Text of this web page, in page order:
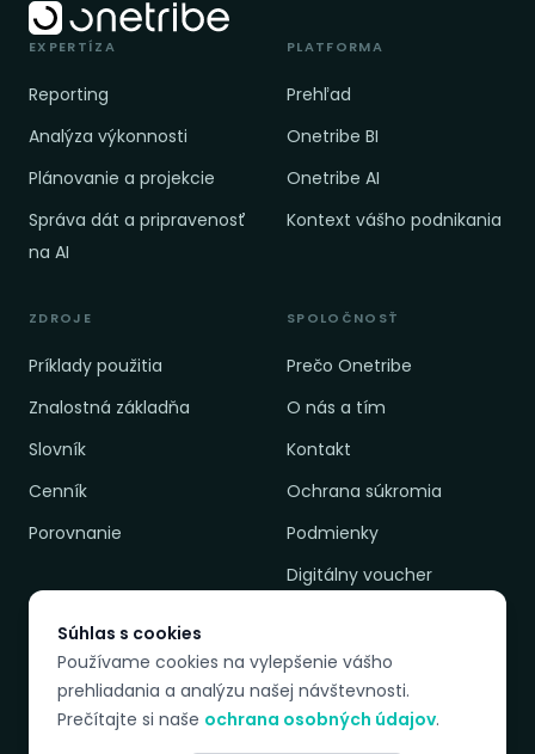
EXPERTÍZA
Reporting
Analýza výkonnosti
Plánovanie a projekcie
Správa dát a pripravenosť
na AI
PLATFORMA
Prehľad
Onetribe BI
Onetribe AI
Kontext vášho podnikania
ZDROJE
Príklady použitia
Znalostná základňa
Slovník
Cenník
Porovnanie
SPOLOČNOSŤ
Prečo Onetribe
O nás a tím
Kontakt
Ochrana súkromia
Podmienky
Digitálny voucher
DOSTUPNÉ JAZYKY
EN
Súhlas s cookies
Používame cookies na vylepšenie vášho
prehliadania a analýzu našej návštevnosti.
Prečítajte si naše ochrana osobných údajov.